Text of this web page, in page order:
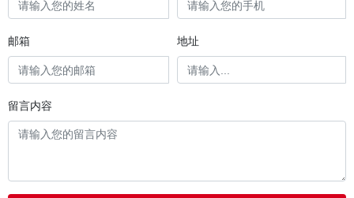
邮箱 地址
留言内容